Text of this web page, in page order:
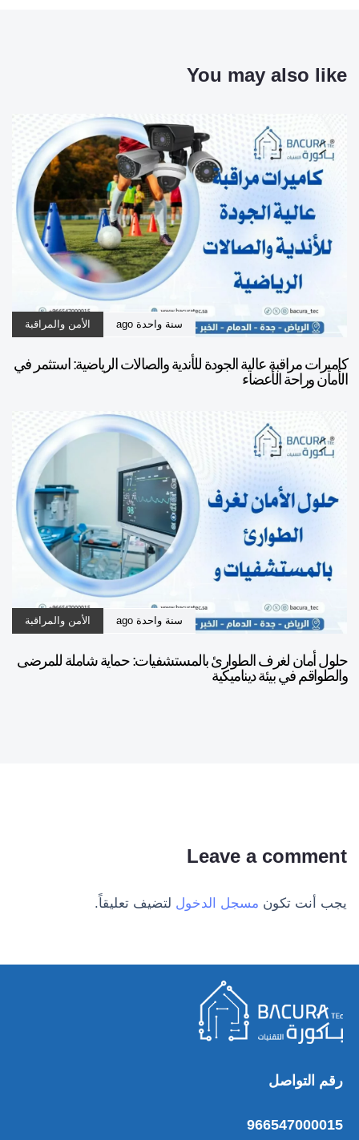
You may also like
سنة واحدة ago الأمن والمراقبة
كاميرات مراقبة عالية الجودة للأندية والصالات الرياضية: استثمر في
الأمان وراحة الأعضاء
سنة واحدة ago الأمن والمراقبة
حلول أمان لغرف الطوارئ بالمستشفيات: حماية شاملة للمرضى
والطواقم في بيئة ديناميكية
Leave a comment
يجب أنت تكون مسجل الدخول لتضيف تعليقاً.
رقم التواصل
966547000015